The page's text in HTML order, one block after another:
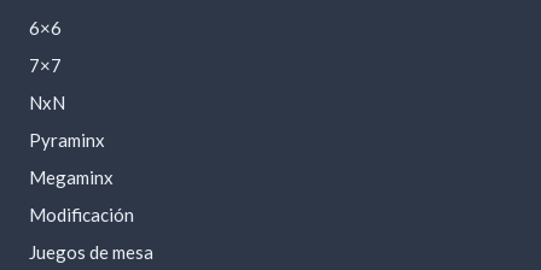
6×6
7×7
NxN
Pyraminx
Megaminx
Modificación
Juegos de mesa